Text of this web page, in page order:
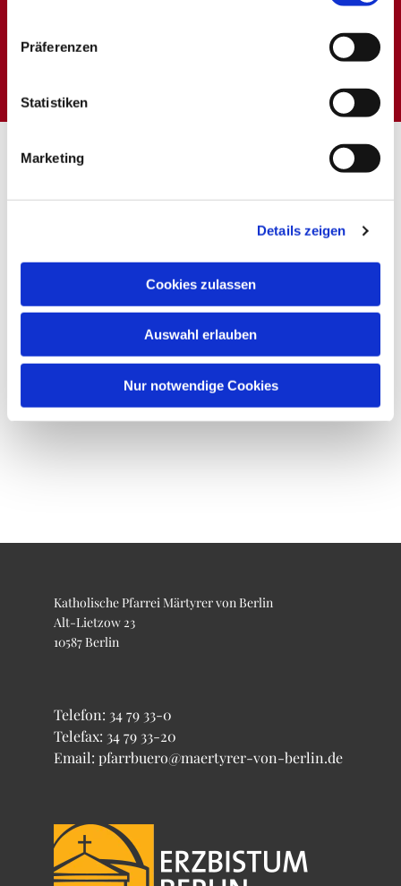
Präferenzen
Statistiken
Marketing
Details zeigen
Cookies zulassen
Auswahl erlauben
Nur notwendige Cookies
Katholische Pfarrei Märtyrer von Berlin
Alt-Lietzow 23
10587 Berlin
Telefon: 34 79 33-0
Telefax: 34 79 33-20
Email: pfarrbuero@maertyrer-von-berlin.de